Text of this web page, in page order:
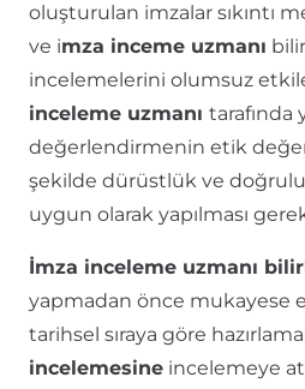
oluşturulan imzalar sıkıntı
ve imza inceme uzmanı
incelemelerini olumsuz
inceleme uzmanı tarafında
değerlendirmenin etik
şekilde dürüstlük ve
uygun olarak yapılması
İmza inceleme uzmanı
yapmadan önce mukayese
tarihsel sıraya göre
incelemesine incelemeye